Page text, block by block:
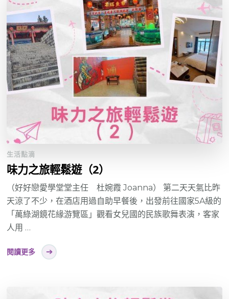
生活點滴
味力之旅輕鬆遊（2）
（好好戀愛學堂堂主任 杜婉霞 Joanna） 第二天天氣比昨
天涼了不少，在酒店用過自助早餐後，出發前往國家5A級的
「萬綠湖鏡花緣游覽區」觀看女兒國的民族歌舞表演，客家
人用 …
閱讀更多